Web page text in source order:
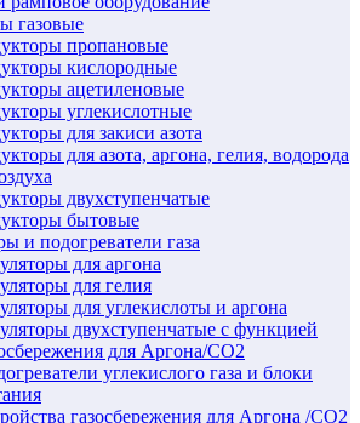
газовые
пропановые
кислородные
ацетиленовые
углекислотные
для закиси азота
для азота, аргона, гелия, водорода
двухступенчатые
бытовые
и подогреватели газа
для аргона
для гелия
для углекислоты и аргона
двухступенчатые c функцией
для Аргона/СО2
углекислого газа и блоки
газосбережения для Аргона /СО2